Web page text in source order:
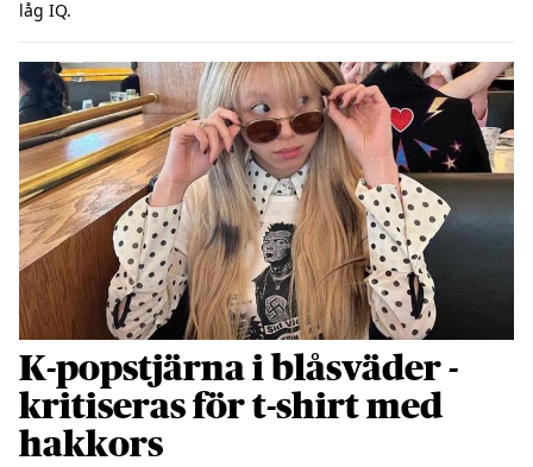
K-popstjärna i blåsväder -
kritiseras för t-shirt med
hakkors